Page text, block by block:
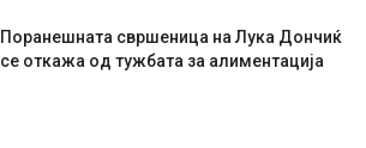
Поранешната свршеница на Лука Дончиќ
се откажа од тужбата за алиментација